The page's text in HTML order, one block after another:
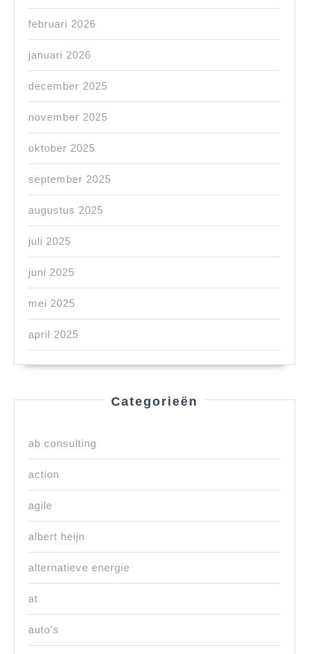
februari 2026
januari 2026
december 2025
november 2025
oktober 2025
september 2025
augustus 2025
juli 2025
juni 2025
mei 2025
april 2025
Categorieën
ab consulting
action
agile
albert heijn
alternatieve energie
at
auto's